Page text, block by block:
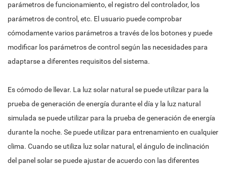
parámetros de funcionamiento, el registro del controlador, los
parámetros de control, etc. El usuario puede comprobar
cómodamente varios parámetros a través de los botones y puede
modificar los parámetros de control según las necesidades para
adaptarse a diferentes requisitos del sistema.
Es cómodo de llevar. La luz solar natural se puede utilizar para la
prueba de generación de energía durante el día y la luz natural
simulada se puede utilizar para la prueba de generación de energía
durante la noche. Se puede utilizar para entrenamiento en cualquier
clima. Cuando se utiliza luz solar natural, el ángulo de inclinación
del panel solar se puede ajustar de acuerdo con las diferentes